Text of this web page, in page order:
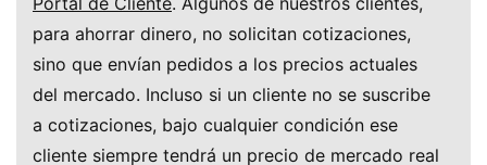
para ahorrar dinero, no solicitan cotizaciones,
sino que envían pedidos a los precios actuales
del mercado. Incluso si un cliente no se suscribe
a cotizaciones, bajo cualquier condición ese
cliente siempre tendrá un precio de mercado real